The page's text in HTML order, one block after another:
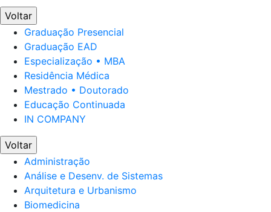
Voltar
Graduação Presencial
Graduação EAD
Especialização • MBA
Residência Médica
Mestrado • Doutorado
Educação Continuada
IN COMPANY
Voltar
Administração
Análise e Desenv. de Sistemas
Arquitetura e Urbanismo
Biomedicina